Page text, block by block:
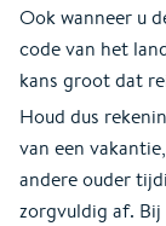
Ook wanneer u
code van het
kans groot dat
Houd dus
van een
andere ouder
zorgvuldig af.